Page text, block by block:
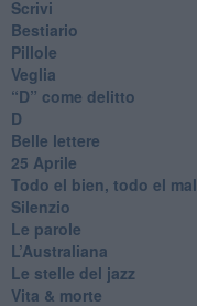
Scrivi
Bestiario
Pillole
Veglia
​“D” come delitto
D
Belle lettere
25 Aprile
Todo el bien, todo el mal
Silenzio
Le parole
​L’Australiana
Le stelle del jazz
Vita & morte